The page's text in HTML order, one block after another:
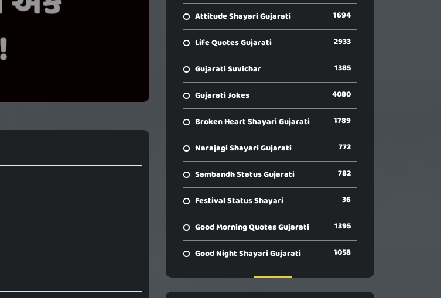
Attitude Shayari Gujarati 1694
Life Quotes Gujarati 2933
Gujarati Suvichar 1385
Gujarati Jokes 4080
Broken Heart Shayari Gujarati 1789
Narajagi Shayari Gujarati 772
Sambandh Status Gujarati 782
Festival Status Shayari 36
Good Morning Quotes Gujarati 1395
Good Night Shayari Gujarati 1058